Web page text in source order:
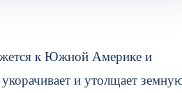
к Южной Америке и
и утолщает